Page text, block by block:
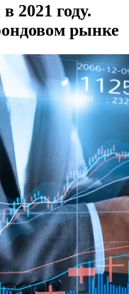
2021 году.
рынке